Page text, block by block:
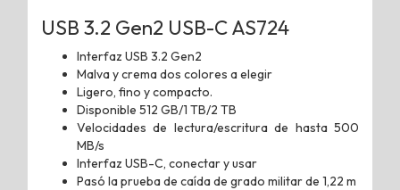
USB 3.2 Gen2 USB-C AS724
Interfaz USB 3.2 Gen2
Malva y crema dos colores a elegir
Ligero, fino y compacto.
Disponible 512 GB/1 TB/2 TB
Velocidades de lectura/escritura de hasta 500
MB/s
Interfaz USB-C, conectar y usar
Pasó la prueba de caída de grado militar de 1,22 m